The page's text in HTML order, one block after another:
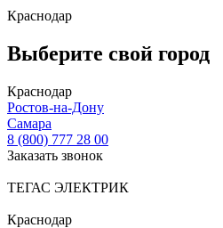
Краснодар
Выберите свой город
Краснодар
Ростов-на-Дону
Самара
8 (800) 777 28 00
Заказать звонок
ТЕГАС ЭЛЕКТРИК
Краснодар